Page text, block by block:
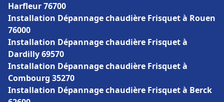
Harfleur 76700
Installation Dépannage chaudière Frisquet à Rouen
76000
Installation Dépannage chaudière Frisquet à
Dardilly 69570
Installation Dépannage chaudière Frisquet à
Combourg 35270
Installation Dépannage chaudière Frisquet à Berck